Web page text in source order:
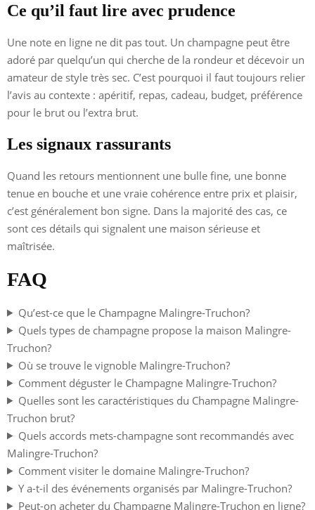
Ce qu’il faut lire avec prudence
Une note en ligne ne dit pas tout. Un champagne peut être
adoré par quelqu’un qui cherche de la rondeur et décevoir un
amateur de style très sec. C’est pourquoi il faut toujours relier
l’avis au contexte : apéritif, repas, cadeau, budget, préférence
pour le brut ou l’extra brut.
Les signaux rassurants
Quand les retours mentionnent une bulle fine, une bonne
tenue en bouche et une vraie cohérence entre prix et plaisir,
c’est généralement bon signe. Dans la majorité des cas, ce
sont ces détails qui signalent une maison sérieuse et
maîtrisée.
FAQ
Qu’est-ce que le Champagne Malingre-Truchon?
Quels types de champagne propose la maison Malingre-
Truchon?
Où se trouve le vignoble Malingre-Truchon?
Comment déguster le Champagne Malingre-Truchon?
Quelles sont les caractéristiques du Champagne Malingre-
Truchon brut?
Quels accords mets-champagne sont recommandés avec
Malingre-Truchon?
Comment visiter le domaine Malingre-Truchon?
Y a-t-il des événements organisés par Malingre-Truchon?
Peut-on acheter du Champagne Malingre-Truchon en ligne?